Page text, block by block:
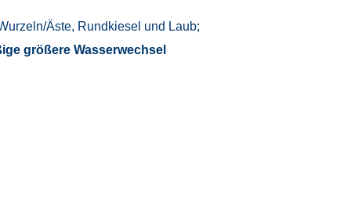
Äste, Rundkiesel und Laub;
größere Wasserwechsel